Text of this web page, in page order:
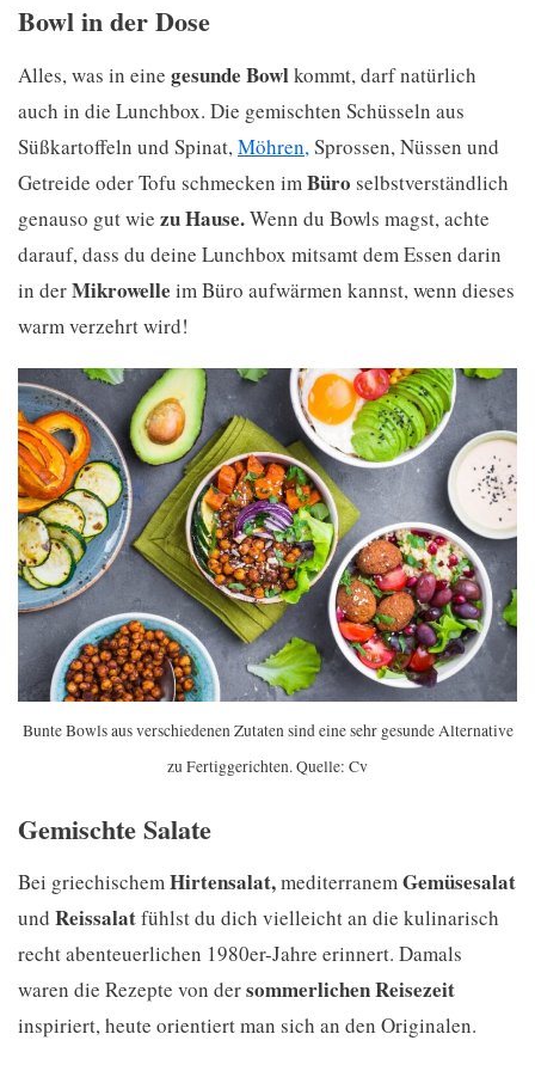
Bowl in der Dose
Alles, was in eine gesunde Bowlkommt, darf natürlich
auch in die Lunchbox. Die gemischten Schüsseln aus
Süßkartoffeln und Spinat,Möhren,Sprossen, Nüssen und
Getreide oder Tofu schmecken imBüro selbstverständlich
genauso gut wie zu Hause.Wenn du Bowls magst, achte
darauf, dass du deine Lunchbox mitsamt dem Essen darin
in derMikrowelle im Büro aufwärmen kannst, wenn dieses
warm verzehrt wird!
Bunte Bowls aus verschiedenen Zutaten sind eine sehr gesunde Alternative
zu Fertiggerichten. Quelle: Cv
Gemischte Salate
Bei griechischemHirtensalat,mediterranemGemüsesalat
und Reissalatfühlst du dich vielleicht an die kulinarisch
recht abenteuerlichen 1980er-Jahre erinnert. Damals
waren die Rezepte von dersommerlichen Reisezeit
inspiriert, heute orientiert man sich an den Originalen.